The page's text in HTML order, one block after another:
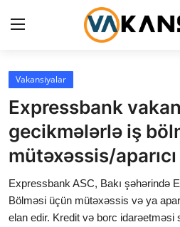
Login
Ana səhifə
Vakansiyalar
Maliyyə
Əlaqə
Vakansiyalar
Expressbank
gecikmələrlə iş
mütəxəssis/
Expressbank ASC, Bakı şəhərində
Bölməsi üçün mütəxəssis və ya
elan edir. Kredit və borc idarəetməsi